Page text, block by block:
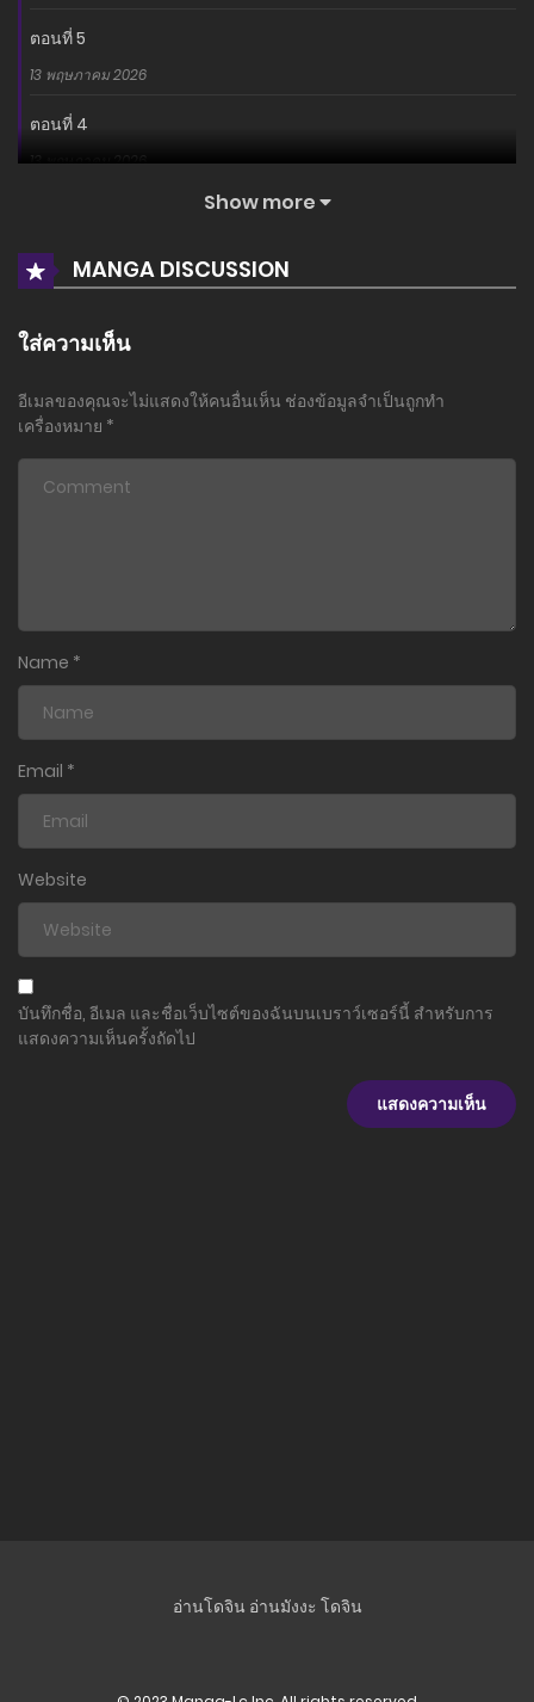
ตอนที่ 5
13 พฤษภาคม 2026
ตอนที่ 4
13 พฤษภาคม 2026
ตอนที่ 2
13 พฤษภาคม 2026
13 พฤษภาคม 2026
Show more
MANGA DISCUSSION
ใส่ความเห็น
อีเมลของคุณจะไม่แสดงให้คนอื่นเห็น ช่องข้อมูลจำเป็นถูกทำ
เครื่องหมาย *
Name *
Email *
Website
บันทึกชื่อ, อีเมล และชื่อเว็บไซต์ของฉันบนเบราว์เซอร์นี้ สำหรับการ
แสดงความเห็นครั้งถัดไป
อ่านโดจิน อ่านมังงะ โดจิน